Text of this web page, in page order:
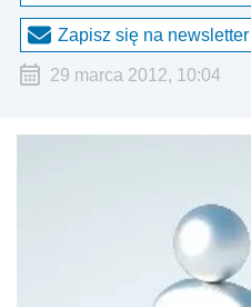
Zapisz się na newsletter
29 marca 2012, 10:04